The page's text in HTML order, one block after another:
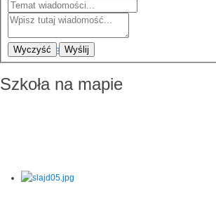
Wyczyść Wyślij
Szkoła na mapie